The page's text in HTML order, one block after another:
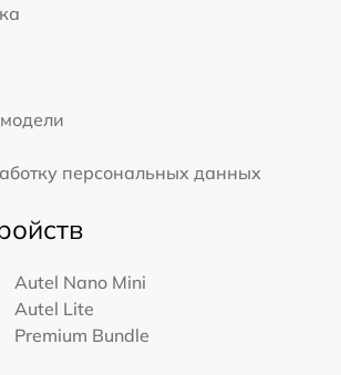
персональных данных
Autel Nano Mini
Autel Lite
Premium Bundle